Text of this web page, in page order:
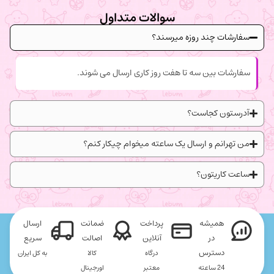
سوالات متداول
سفارشات چند روزه میرسند؟
سفارشات بین سه تا هفت روز کاری ارسال می شوند.
آدرستون کجاست؟
من تهرانم و ارسال یک ساعته میخوام چیکار کنم؟
ساعت کاریتون؟
همیشه
در
دسترس
24 ساعته
پرداخت
آنلاین
درگاه
معتبر
ضمانت
اصالت
کالا
اورجینال
ارسال
سریع
به کل ایران